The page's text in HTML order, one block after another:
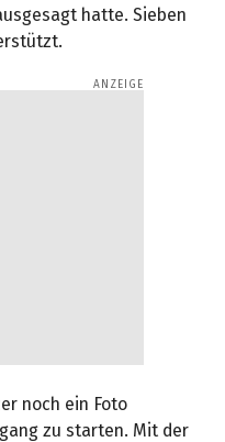
hatte. Sieben
noch ein Foto
zu starten. Mit der